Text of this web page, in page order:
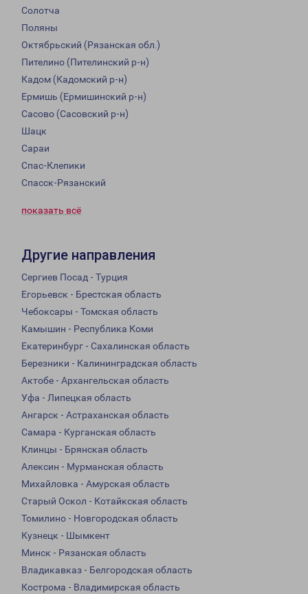
Солотча
Поляны
Октябрьский (Рязанская обл.)
Пителино (Пителинский р-н)
Кадом (Кадомский р-н)
Ермишь (Ермишинский р-н)
Сасово (Сасовский р-н)
Шацк
Сараи
Спас-Клепики
Спасск-Рязанский
показать всё
Другие направления
Сергиев Посад - Турция
Егорьевск - Брестская область
Чебоксары - Томская область
Камышин - Республика Коми
Екатеринбург - Сахалинская область
Березники - Калининградская область
Актобе - Архангельская область
Уфа - Липецкая область
Ангарск - Астраханская область
Самара - Курганская область
Клинцы - Брянская область
Алексин - Мурманская область
Михайловка - Амурская область
Старый Оскол - Котайкская область
Томилино - Новгородская область
Кузнецк - Шымкент
Минск - Рязанская область
Владикавказ - Белгородская область
Кострома - Владимирская область